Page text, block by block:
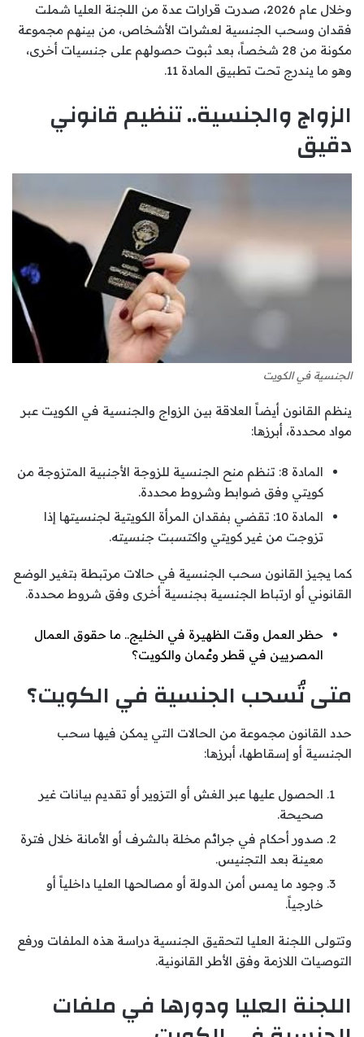
وخلال عام 2026، صدرت قرارات عدة من اللجنة العليا شملت
فقدان وسحب الجنسية لعشرات الأشخاص، من بينهم مجموعة
مكونة من 28 شخصاً، بعد ثبوت حصولهم على جنسيات أخرى،
وهو ما يندرج تحت تطبيق المادة 11.
الزواج والجنسية.. تنظيم قانوني
دقيق
الجنسية في الكويت
ينظم القانون أيضاً العلاقة بين الزواج والجنسية في الكويت عبر
مواد محددة، أبرزها:
المادة 8: تنظم منح الجنسية للزوجة الأجنبية المتزوجة من
كويتي وفق ضوابط وشروط محددة.
المادة 10: تقضي بفقدان المرأة الكويتية لجنسيتها إذا
تزوجت من غير كويتي واكتسبت جنسيته.
كما يجيز القانون سحب الجنسية في حالات مرتبطة بتغير الوضع
القانوني أو ارتباط الجنسية بجنسية أخرى وفق شروط محددة.
حظر العمل وقت الظهيرة في الخليج.. ما حقوق العمال
المصريين في قطر وعُمان والكويت؟
متى تُسحب الجنسية في الكويت؟
حدد القانون مجموعة من الحالات التي يمكن فيها سحب
الجنسية أو إسقاطها، أبرزها:
الحصول عليها عبر الغش أو التزوير أو تقديم بيانات غير
صحيحة.
صدور أحكام في جرائم مخلة بالشرف أو الأمانة خلال فترة
معينة بعد التجنيس.
وجود ما يمس أمن الدولة أو مصالحها العليا داخلياً أو
خارجياً.
وتتولى اللجنة العليا لتحقيق الجنسية دراسة هذه الملفات ورفع
التوصيات اللازمة وفق الأطر القانونية.
اللجنة العليا ودورها في ملفات